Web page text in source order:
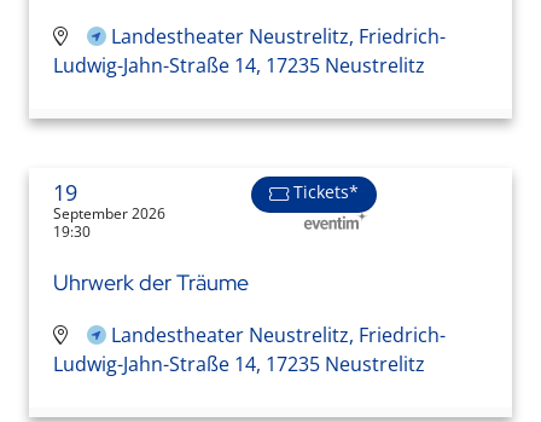
Landestheater Neustrelitz, Friedrich-
Ludwig-Jahn-Straße 14, 17235 Neustrelitz
19
September 2026
19:30
Tickets*
Uhrwerk der Träume
Landestheater Neustrelitz, Friedrich-
Ludwig-Jahn-Straße 14, 17235 Neustrelitz